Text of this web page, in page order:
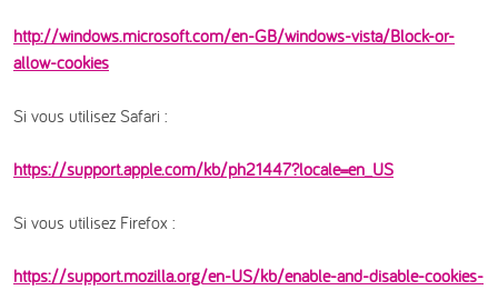
http://windows.microsoft.com/en-GB/windows-vista/Block-or-
allow-cookies
Si vous utilisez Safari :
https://support.apple.com/kb/ph21447?locale=en_US
Si vous utilisez Firefox :
https://support.mozilla.org/en-US/kb/enable-and-disable-cookies-